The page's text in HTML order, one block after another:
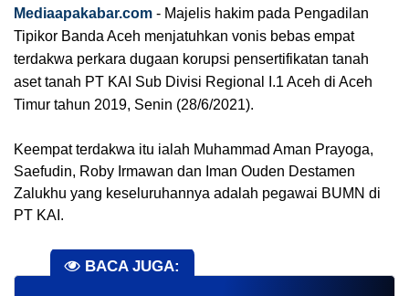
Mediaapakabar.com - Majelis hakim pada Pengadilan
Tipikor Banda Aceh menjatuhkan vonis bebas empat
terdakwa perkara dugaan korupsi pensertifikatan tanah
aset tanah PT KAI Sub Divisi Regional I.1 Aceh di Aceh
Timur tahun 2019, Senin (28/6/2021).
Keempat terdakwa itu ialah Muhammad Aman Prayoga,
Saefudin, Roby Irmawan dan Iman Ouden Destamen
Zalukhu yang keseluruhannya adalah pegawai BUMN di
PT KAI.
BACA JUGA: